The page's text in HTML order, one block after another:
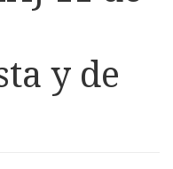
y de